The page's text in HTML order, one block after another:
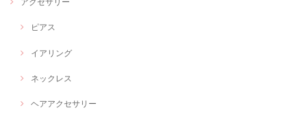
ピアス
イアリング
ネックレス
ヘアアクセサリー